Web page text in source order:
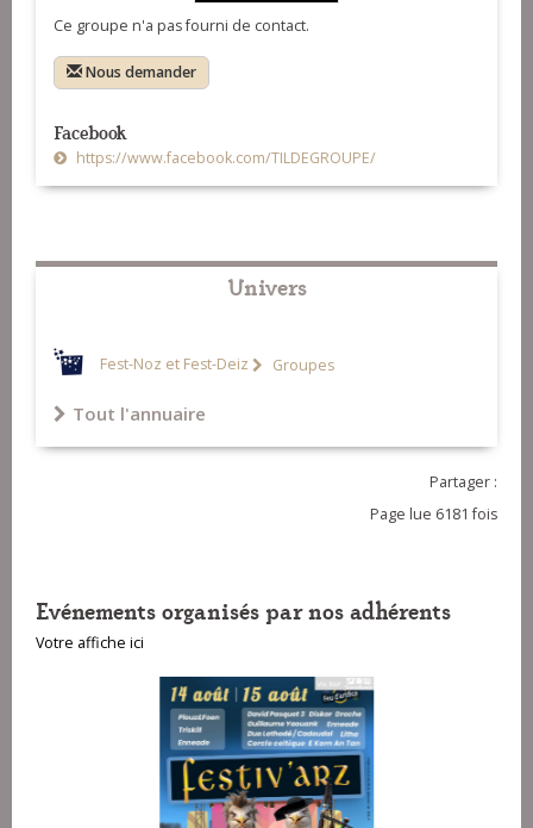
Ce groupe n'a pas fourni de contact.
Nous demander
Facebook
https://www.facebook.com/TILDEGROUPE/
Univers
Fest-Noz et Fest-Deiz Groupes
Tout l'annuaire
Partager :
Page lue 6181 fois
Evénements organisés par nos adhérents
Votre affiche ici